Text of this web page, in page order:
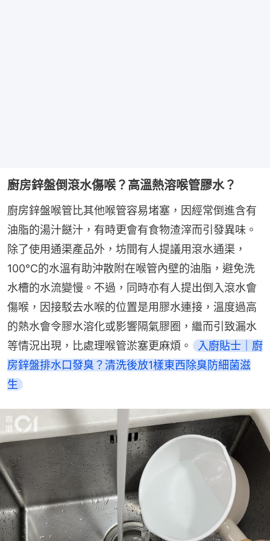
廚房鋅盤倒滾水傷喉？高溫熱溶喉管膠水？
廚房鋅盤喉管比其他喉管容易堵塞，因經常倒進含有
油脂的湯汁餸汁，有時更會有食物渣滓而引發異味。
除了使用通渠產品外，坊間有人提議用滾水通渠，
100°C的水溫有助沖散附在喉管內壁的油脂，避免洗
水槽的水流變慢。不過，同時亦有人提出倒入滾水會
傷喉，因接駁去水喉的位置是用膠水連接，溫度過高
的熱水會令膠水溶化或影響隔氣膠圈，繼而引致漏水
等情況出現，比處理喉管淤塞更麻煩。
入廚貼士｜廚
房鋅盤排水口發臭？清洗後放1樣東西除臭防細菌滋
生